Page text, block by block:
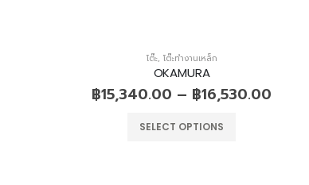
โต๊ะ, โต๊ะทำงานเหล็ก
OKAMURA
฿15,340.00 – ฿16,530.00
SELECT OPTIONS